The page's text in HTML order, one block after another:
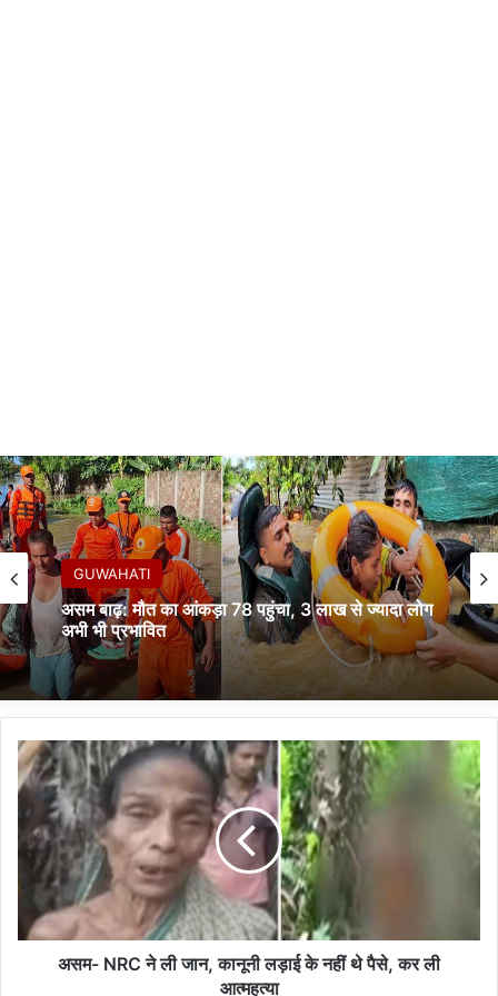
GUWAHATI
असम बाढ़: मौत का आंकड़ा 78 पहुंचा, 3 लाख से ज्यादा लोग
अभी भी प्रभावित
अ
स
म
N
ली
असम- NRC ने ली जान, कानूनी लड़ाई के नहीं थे पैसे, कर ली
आत्महत्या